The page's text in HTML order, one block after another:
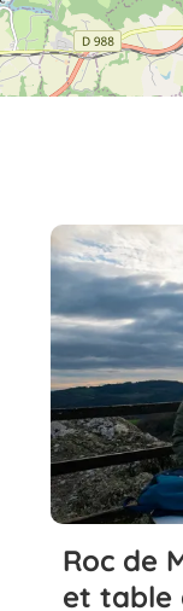
Roc de
et table